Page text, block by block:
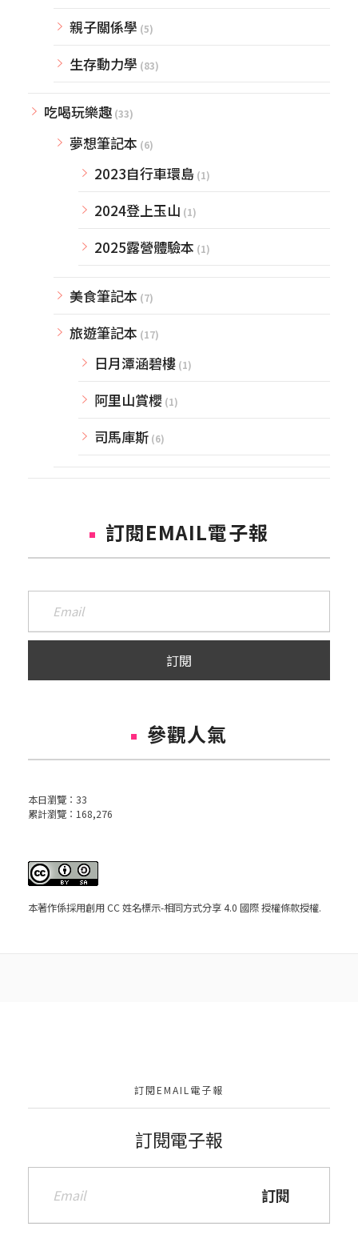
親子關係學 (5)
生存動力學 (83)
吃喝玩樂趣 (33)
夢想筆記本 (6)
2023自行車環島 (1)
2024登上玉山 (1)
2025露營體驗本 (1)
美食筆記本 (7)
旅遊筆記本 (17)
日月潭涵碧樓 (1)
阿里山賞櫻 (1)
司馬庫斯 (6)
訂閱EMAIL電子報
參觀人氣
本日瀏覽： 33
累計瀏覽： 168,276
本著作係採用創用 CC 姓名標示-相同方式分享 4.0 國際 授權條款授權.
訂閱EMAIL電子報
訂閱電子報